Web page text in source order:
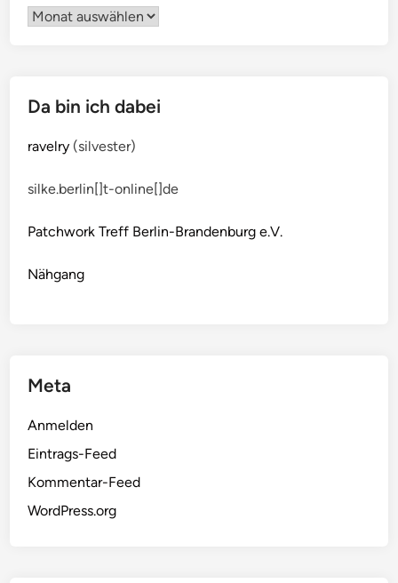
Archiv
Da bin ich dabei
ravelry (silvester)
silke.berlin[]t-online[]de
Patchwork Treff Berlin-Brandenburg e.V.
Nähgang
Meta
Anmelden
Eintrags-Feed
Kommentar-Feed
WordPress.org